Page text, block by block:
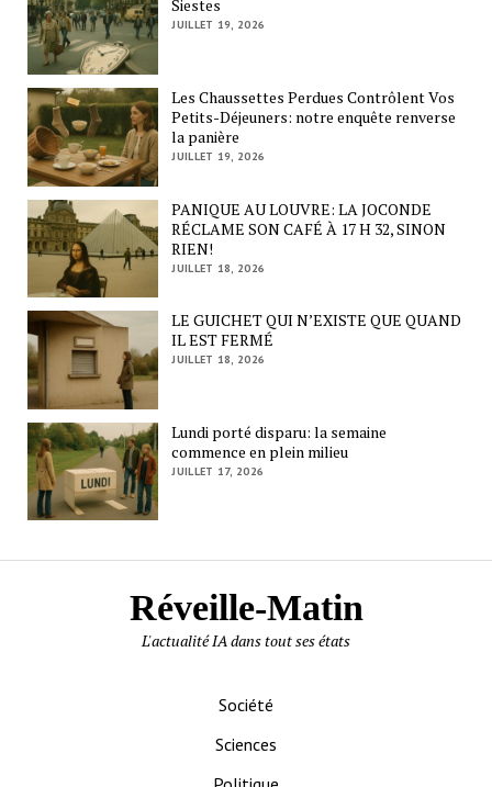
Siestes
JUILLET 19, 2026
Les Chaussettes Perdues Contrôlent Vos
Petits-Déjeuners: notre enquête renverse
la panière
JUILLET 19, 2026
PANIQUE AU LOUVRE: LA JOCONDE
RÉCLAME SON CAFÉ À 17 H 32, SINON
RIEN!
JUILLET 18, 2026
LE GUICHET QUI N’EXISTE QUE QUAND
IL EST FERMÉ
JUILLET 18, 2026
Lundi porté disparu: la semaine
commence en plein milieu
JUILLET 17, 2026
Réveille-Matin
L'actualité IA dans tout ses états
Société
Sciences